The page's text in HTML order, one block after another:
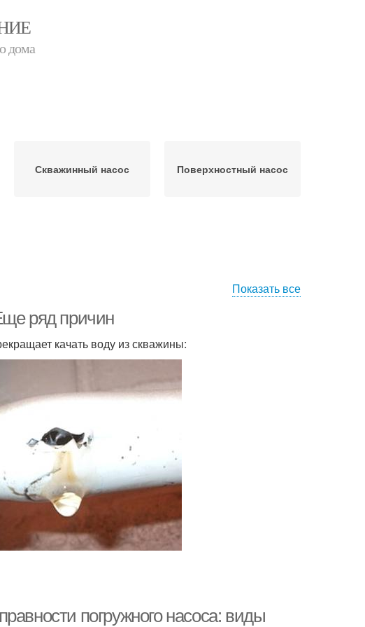
дома
Скважинный насос Поверхностный насос
Показать все
ряд причин
качать воду из скважины:
погружного насоса: виды